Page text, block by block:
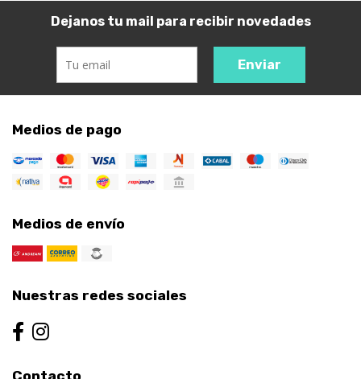
Dejanos tu mail para recibir novedades
Enviar
Medios de pago
Medios de envío
Nuestras redes sociales
Contacto